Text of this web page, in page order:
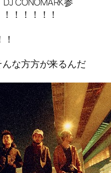
！！！！！
な方方が来るんだ